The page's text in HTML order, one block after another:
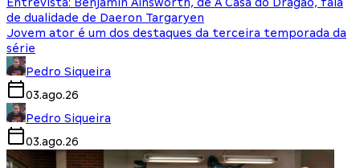
de dualidade de Daeron Targaryen
Jovem ator é um dos destaques da terceira temporada da
série
Pedro Siqueira
03.ago.26
Pedro Siqueira
03.ago.26